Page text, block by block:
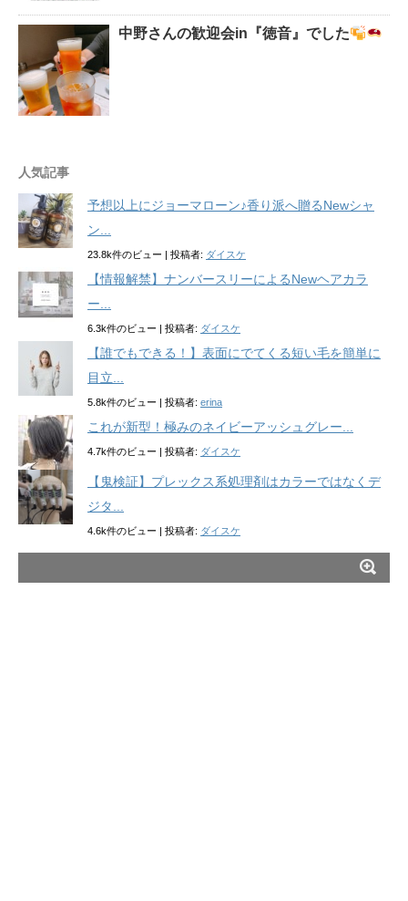
中野さんの歓迎会in『徳音』でした
人気記事
予想以上にジョーマローン♪香り派へ贈るNewシャ
ン...
23.8k件のビュー | 投稿者: ダイスケ
【情報解禁】ナンバースリーによるNewヘアカラ
ー...
6.3k件のビュー | 投稿者: ダイスケ
【誰でもできる！】表面にでてくる短い毛を簡単に
目立...
5.8k件のビュー | 投稿者: erina
これが新型！極みのネイビーアッシュグレー...
4.7k件のビュー | 投稿者: ダイスケ
【鬼検証】プレックス系処理剤はカラーではなくデ
ジタ...
4.6k件のビュー | 投稿者: ダイスケ